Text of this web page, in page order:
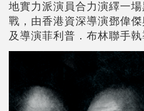
地實力派演員合力演繹一
戰，由香港資深導演鄧偉
及導演菲利普．布林聯手執